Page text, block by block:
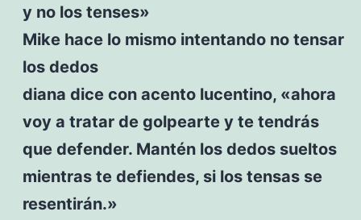
y no los tenses»
Mike hace lo mismo intentando no tensar
los dedos
diana dice con acento lucentino, «ahora
voy a tratar de golpearte y te tendrás
que defender. Mantén los dedos sueltos
mientras te defiendes, si los tensas se
resentirán.»